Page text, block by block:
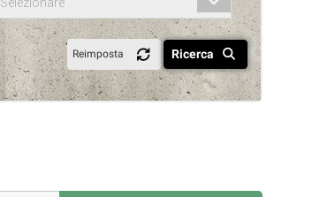
Reimposta Ricerca